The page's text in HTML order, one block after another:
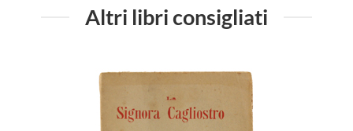
Altri libri consigliati